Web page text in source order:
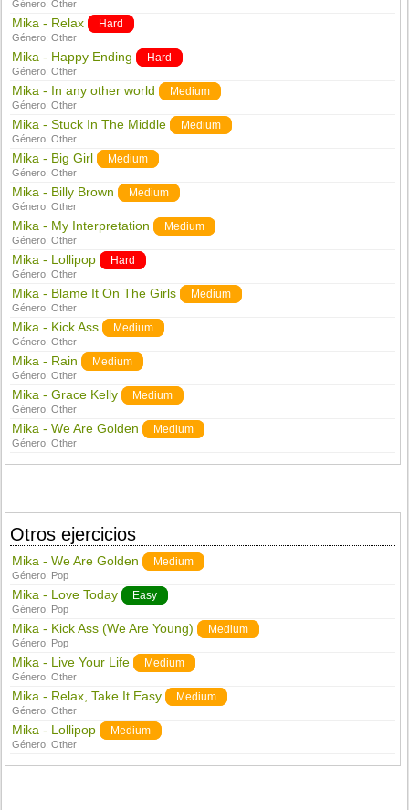
Género:Other
Mika - Relax Hard
Género:Other
Mika - Happy Ending Hard
Género:Other
Mika - In any other world Medium
Género:Other
Mika - Stuck In The Middle Medium
Género:Other
Mika - Big Girl Medium
Género:Other
Mika - Billy Brown Medium
Género:Other
Mika - My Interpretation Medium
Género:Other
Mika - Lollipop Hard
Género:Other
Mika - Blame It On The Girls Medium
Género:Other
Mika - Kick Ass Medium
Género:Other
Mika - Rain Medium
Género:Other
Mika - Grace Kelly Medium
Género:Other
Mika - We Are Golden Medium
Género:Other
Otros ejercicios
Mika - We Are Golden Medium
Género: Pop
Mika - Love Today Easy
Género: Pop
Mika - Kick Ass (We Are Young) Medium
Género: Pop
Mika - Live Your Life Medium
Género:Other
Mika - Relax, Take It Easy Medium
Género:Other
Mika - Lollipop Medium
Género:Other